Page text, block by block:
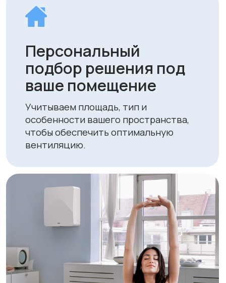
Мы держим конкурентные цены и
регулярно проводим акции, делая
качественные решения доступными
для всех.
Выгодные цены и
специальные
предложения